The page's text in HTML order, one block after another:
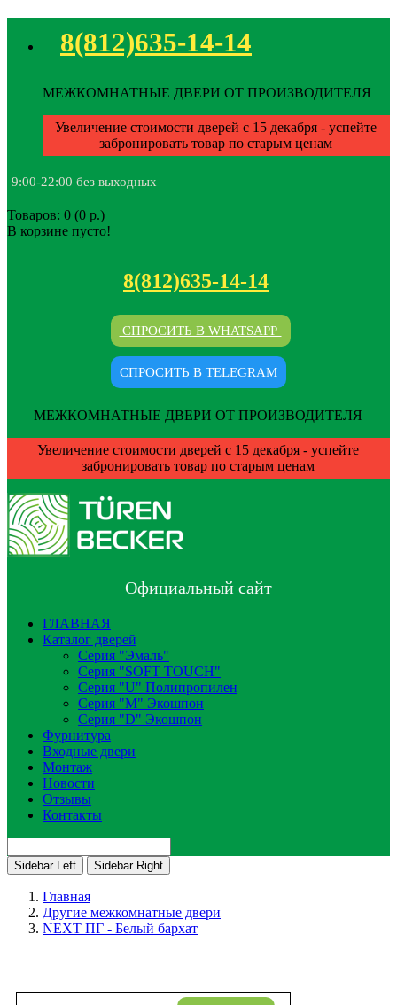
8(812)635-14-14
МЕЖКОМНАТНЫЕ ДВЕРИ ОТ ПРОИЗВОДИТЕЛЯ
Увеличение стоимости дверей с 15 декабря - успейте
забронировать товар по старым ценам
9:00-22:00 без выходных
Товаров: 0 (0 р.)
В корзине пусто!
8(812)635-14-14
СПРОСИТЬ В WHATSAPP
СПРОСИТЬ В TELEGRAM
МЕЖКОМНАТНЫЕ ДВЕРИ ОТ ПРОИЗВОДИТЕЛЯ
Увеличение стоимости дверей с 15 декабря - успейте
забронировать товар по старым ценам
Официальный сайт
ГЛАВНАЯ
Каталог дверей
Серия "Эмаль"
Серия "SOFT TOUCH"
Серия "U" Полипропилен
Серия "М" Экошпон
Серия "D" Экошпон
Фурнитура
Входные двери
Монтаж
Новости
Отзывы
Контакты
Sidebar Left Sidebar Right
Главная
Другие межкомнатные двери
NEXT ПГ - Белый бархат